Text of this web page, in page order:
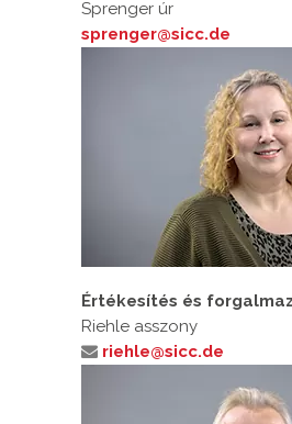
Sprenger úr
sprenger@sicc.de
Értékesítés és
Riehle asszony
riehle@sicc.de